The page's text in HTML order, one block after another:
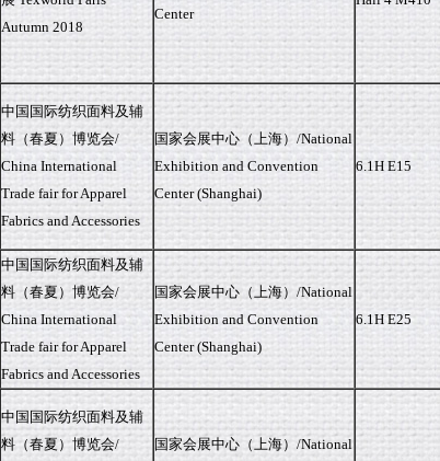
Autumn 2018
Center
中国国际纺织面料及辅
料（春夏）博览会/
China International
Trade fair for Apparel
Fabrics and Accessories
国家会展中心（上海）/National
Exhibition and Convention
Center (Shanghai)
6.1H E15
中国国际纺织面料及辅
料（春夏）博览会/
China International
Trade fair for Apparel
Fabrics and Accessories
国家会展中心（上海）/National
Exhibition and Convention
Center (Shanghai)
6.1H E25
中国国际纺织面料及辅
料（春夏）博览会/
国家会展中心（上海）/National